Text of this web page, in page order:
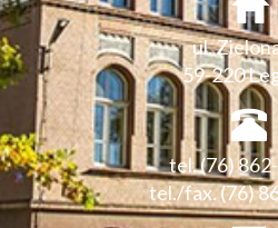
ul.
59-220
tel. (76)
tel./fax. (76)